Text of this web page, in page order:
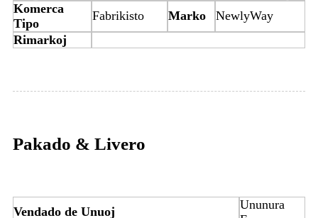
Komerca
Tipo
Fabrikisto Marko
NewlyWay
Rimarkoj
Pakado & Livero
Vendado de Unuoj
Ununura